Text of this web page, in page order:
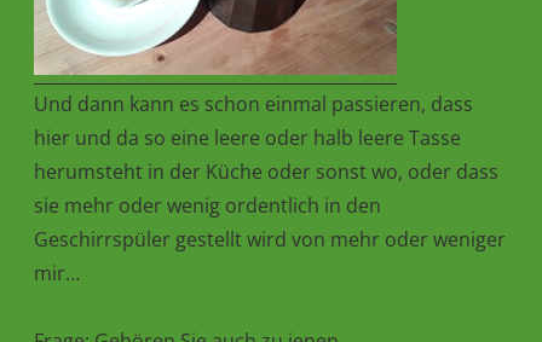
Und dann kann es schon einmal passieren, dass
hier und da so eine leere oder halb leere Tasse
herumsteht in der Küche oder sonst wo, oder dass
sie mehr oder wenig ordentlich in den
Geschirrspüler gestellt wird von mehr oder weniger
mir…